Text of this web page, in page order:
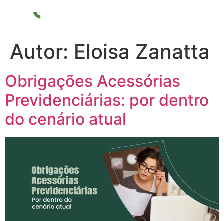
Autor: Eloisa Zanatta
Obrigações Acessórias
Previdenciárias: por dentro
do cenário atual